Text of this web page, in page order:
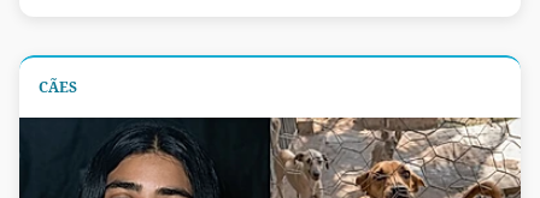
CÃES